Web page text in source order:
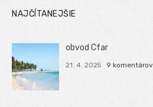
NAJČÍTANEJŠIE
obvod Cfar
21. 4. 2025 9 komentárov